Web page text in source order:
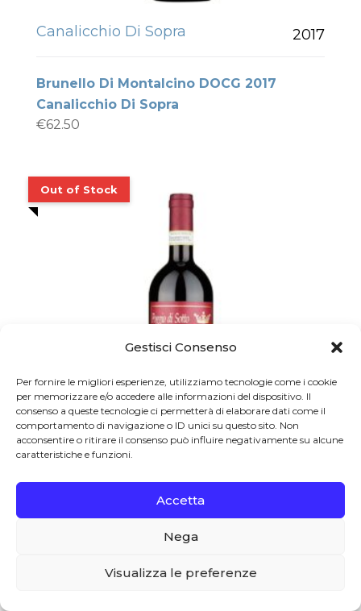
Gestisci Consenso
Per fornire le migliori esperienze, utilizziamo tecnologie come i cookie
per memorizzare e/o accedere alle informazioni del dispositivo. Il
consenso a queste tecnologie ci permetterà di elaborare dati come il
comportamento di navigazione o ID unici su questo sito. Non
acconsentire o ritirare il consenso può influire negativamente su alcune
caratteristiche e funzioni.
Accetta
Nega
Visualizza le preferenze
Canalicchio Di Sopra 2017
Brunello Di Montalcino DOCG 2017
Canalicchio Di Sopra
€62.50
Poggio Di Sotto 2017
Brunello di Montalcino DOCG 2017